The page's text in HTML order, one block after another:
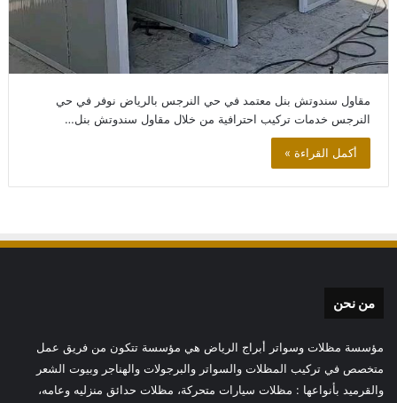
مقاول سندوتش بنل معتمد في حي النرجس بالرياض نوفر في حي
النرجس خدمات تركيب احترافية من خلال مقاول سندوتش بنل…
أكمل القراءة »
من نحن
مؤسسة مظلات وسواتر أبراج الرياض هي مؤسسة تتكون من فريق عمل
متخصص في تركيب المظلات والسواتر والبرجولات والهناجر وبيوت الشعر
والقرميد بأنواعها : مظلات سيارات متحركة، مظلات حدائق منزليه وعامه،